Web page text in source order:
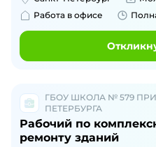
Работа в офисе
ГБОУ ШКОЛА № 579
ПЕТЕРБУРГА
Рабочий по
ремонту зданий